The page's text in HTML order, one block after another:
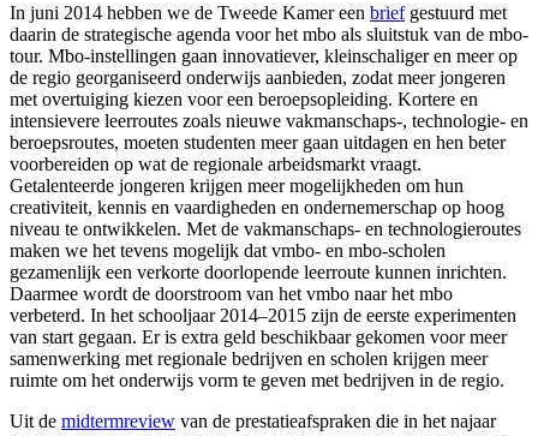
In juni 2014 hebben we de Tweede Kamer een briefgestuurd met
daarin de strategische agenda voor het mbo als sluitstuk van de mbo-
tour. Mbo-instellingen gaan innovatiever, kleinschaliger en meer op
de regio georganiseerd onderwijs aanbieden, zodat meer jongeren
met overtuiging kiezen voor een beroepsopleiding. Kortere en
intensievere leerroutes zoals nieuwe vakmanschaps-, technologie- en
beroepsroutes, moeten studenten meer gaan uitdagen en hen beter
voorbereiden op wat de regionale arbeidsmarkt vraagt.
Getalenteerde jongeren krijgen meer mogelijkheden om hun
creativiteit, kennis en vaardigheden en ondernemerschap op hoog
niveau te ontwikkelen. Met de vakmanschaps- en technologieroutes
maken we het tevens mogelijk dat vmbo- en mbo-scholen
gezamenlijk een verkorte doorlopende leerroute kunnen inrichten.
Daarmee wordt de doorstroom van het vmbo naar het mbo
verbeterd. In het schooljaar 2014–2015 zijn de eerste experimenten
van start gegaan. Er is extra geld beschikbaar gekomen voor meer
samenwerking met regionale bedrijven en scholen krijgen meer
ruimte om het onderwijs vorm te geven met bedrijven in de regio.
Uit de midtermreview van de prestatieafspraken die in het najaar